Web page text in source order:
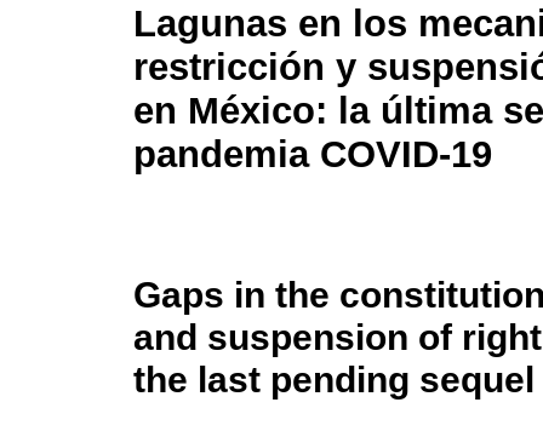
Lagunas en los
restricción y
en México: la última
pandemia COVID-19
Gaps in the
and suspension of
the last pending